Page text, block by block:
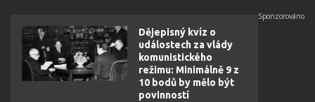
Dějepisný kvíz o
událostech za vlády
komunistického
režimu: Minimálně 9 z
10 bodů by mělo být
povinností